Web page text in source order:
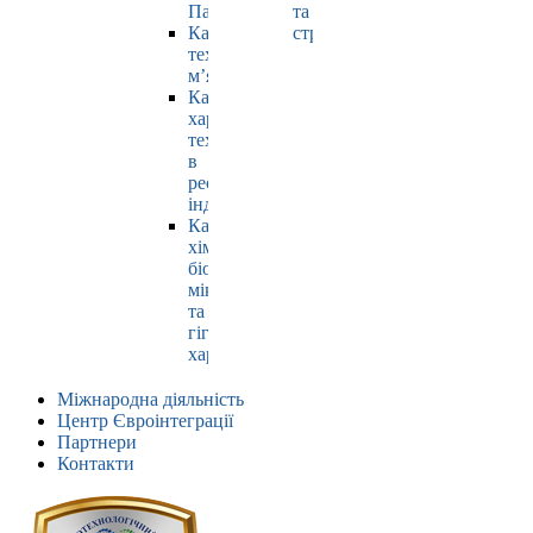
Павлюк
Кафедра
технології
м’яса
Кафедра
харчових
технологій
в
ресторанній
індустрії
Кафедра
хімії,
біохімії,
мікробіології
та
гігієни
харчування
та
страхування
Міжнародна діяльність
Центр Євроінтеграції
Партнери
Контакти